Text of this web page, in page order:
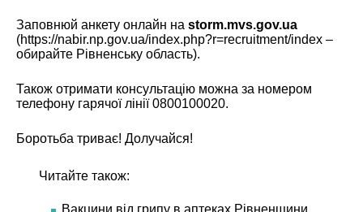
Заповнюй анкету онлайн на storm.mvs.gov.ua
(https://nabir.np.gov.ua/index.php?r=recruitment/index –
обирайте Рівненську область).
Також отримати консультацію можна за номером
телефону гарячої лінії 0800100020.
Боротьба триває! Долучайся!
Читайте також: